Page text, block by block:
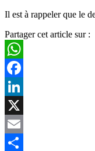
Il est à rappeler que le
Partager cet article sur :
WhatsApp
Facebook
LinkedIn
X
Email